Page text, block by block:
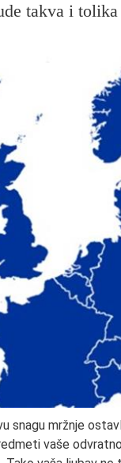
takva i
snagu mržnje
vaše